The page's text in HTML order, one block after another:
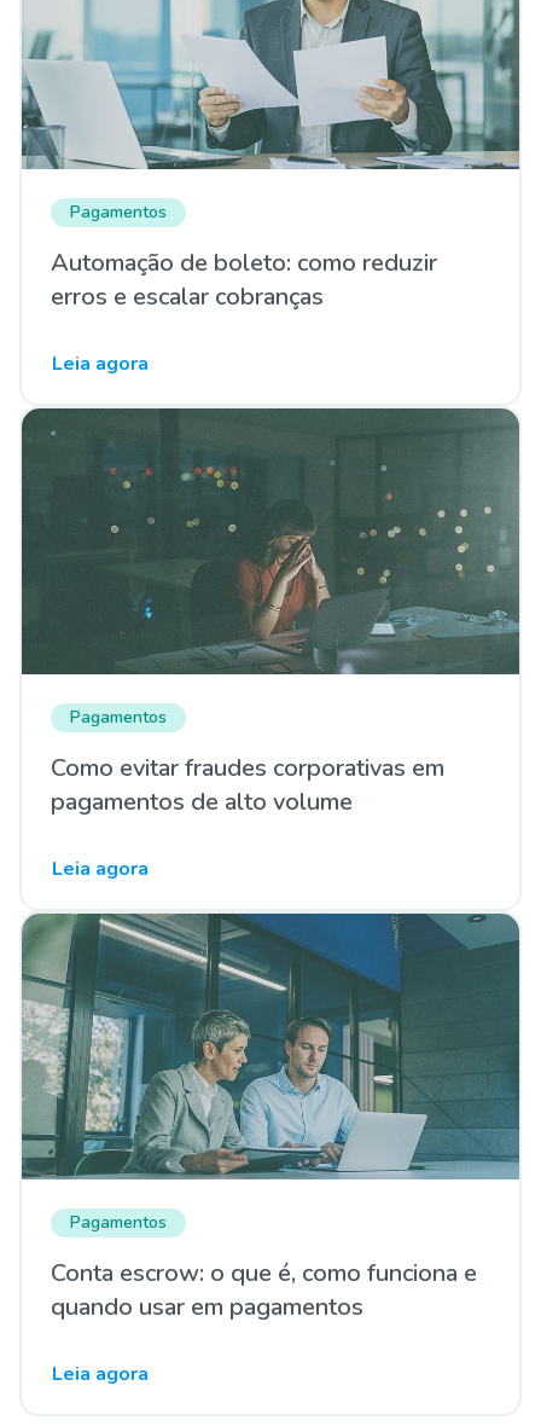
Pagamentos
Automação de boleto: como reduzir
erros e escalar cobranças
Leia agora
Pagamentos
Como evitar fraudes corporativas em
pagamentos de alto volume
Leia agora
Pagamentos
Conta escrow: o que é, como funciona e
quando usar em pagamentos
Leia agora